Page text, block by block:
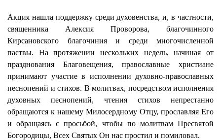
Акция нашла поддержку среди духовенства, и, в частности,
священника Алексия Проворова, благочинного
Кирсановского благочиния и среди многочисленной
паствы. На протяжении нескольких недель, начиная от
празднования Благовещения, православные христиане
принимают участие в исполнении духовно-православных
песнопений и стихов. В молитвах, посредством исполнения
духовных песнопений, чтения стихов непрестанно
обращаются к нашему Милосердному Отцу, прославляя Его
и обращаясь с просьбой, чтобы по молитвам Пресвятой
Богородицы, Всех Святых Он нас простил и помиловал.